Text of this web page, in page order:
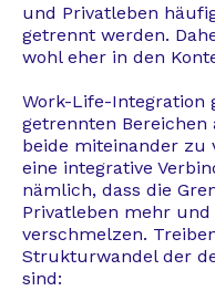
und Privatleben
getrennt werden.
wohl eher in den
Work-Life-Integration
getrennten Bereichen
beide miteinander zu
eine integrative
nämlich, dass die
Privatleben mehr
verschmelzen.
Strukturwandel der
sind: